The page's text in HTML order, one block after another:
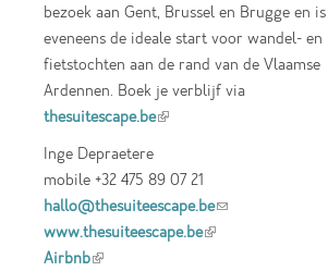
bezoek aan Gent, Brussel en Brugge en is
eveneens de ideale start voor wandel- en
fietstochten aan de rand van de Vlaamse
Ardennen. Boek je verblijf via
thesuitescape.be(link is external)
Inge Depraetere
mobile +32 475 89 07 21
hallo@thesuiteescape.be(link sends e-mail)
www.thesuiteescape.be(link is external)
Airbnb(link is external)